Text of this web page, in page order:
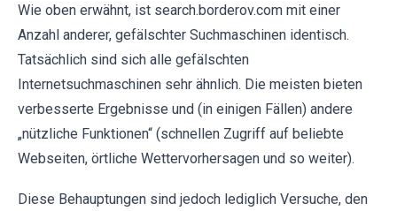
Wie oben erwähnt, ist search.borderov.com mit einer
Anzahl anderer, gefälschter Suchmaschinen identisch.
Tatsächlich sind sich alle gefälschten
Internetsuchmaschinen sehr ähnlich. Die meisten bieten
verbesserte Ergebnisse und (in einigen Fällen) andere
„nützliche Funktionen“ (schnellen Zugriff auf beliebte
Webseiten, örtliche Wettervorhersagen und so weiter).
Diese Behauptungen sind jedoch lediglich Versuche, den